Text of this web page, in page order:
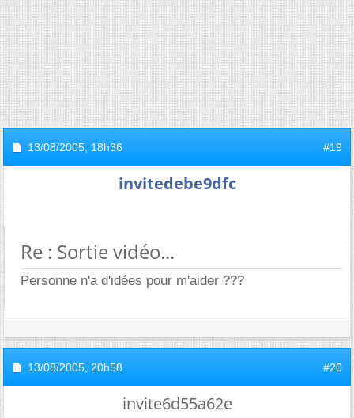
13/08/2005, 18h36 #19
invitedebe9dfc
Re : Sortie vidéo...
Personne n'a d'idées pour m'aider ???
13/08/2005, 20h58 #20
invite6d55a62e